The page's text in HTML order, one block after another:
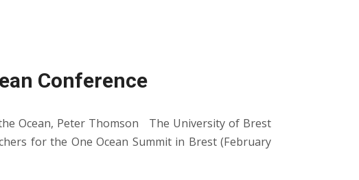
Conference
Ocean, Peter Thomson The University of Brest
for the One Ocean Summit in Brest (February